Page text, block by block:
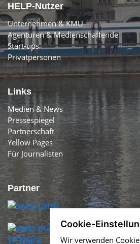
HELP-Nutzer
Unternehmen & KMU
Agenturen & Medienschaffende
Start-ups
Privatpersonen
Links
Medien & News
Pressespiegel
Partnerschaft
Yellow Pages
Für Journalisten
Partner
Cookie-
Wir verwenden